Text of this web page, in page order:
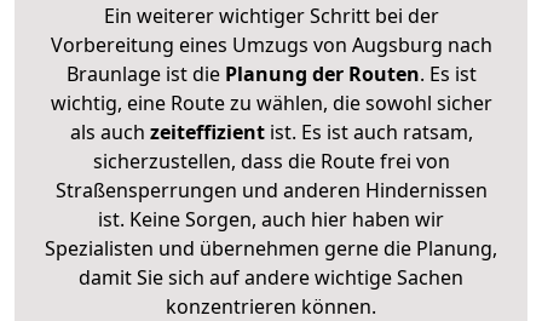
Ein weiterer wichtiger Schritt bei der
Vorbereitung eines Umzugs von Augsburg nach
Braunlage ist diePlanung der Routen. Es ist
wichtig, eine Route zu wählen, die sowohl sicher
als auch zeiteffizientist. Es ist auch ratsam,
sicherzustellen, dass die Route frei von
Straßensperrungen und anderen Hindernissen
ist. Keine Sorgen, auch hier haben wir
Spezialisten und übernehmen gerne die Planung,
damit Sie sich auf andere wichtige Sachen
konzentrieren können.